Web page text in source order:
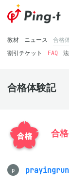
教材 ニュース 合格
割引チケット
FAQ
合格体験記
合
p